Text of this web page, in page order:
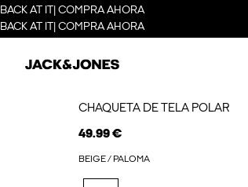
BACK AT IT| COMPRA AHORA
BACK AT IT| COMPRA AHORA
CHAQUETA DE TELA POLAR
49.99 €
BEIGE / PALOMA